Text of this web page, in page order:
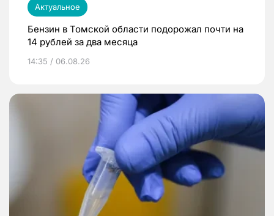
Актуальное
Бензин в Томской области подорожал почти на
14 рублей за два месяца
14:35 / 06.08.26